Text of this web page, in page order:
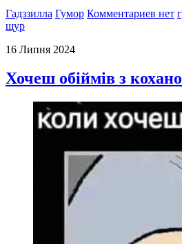
Гадззилла Гумор Комментариев нет
щур
16 Липня 2024
Хочеш обіймів з